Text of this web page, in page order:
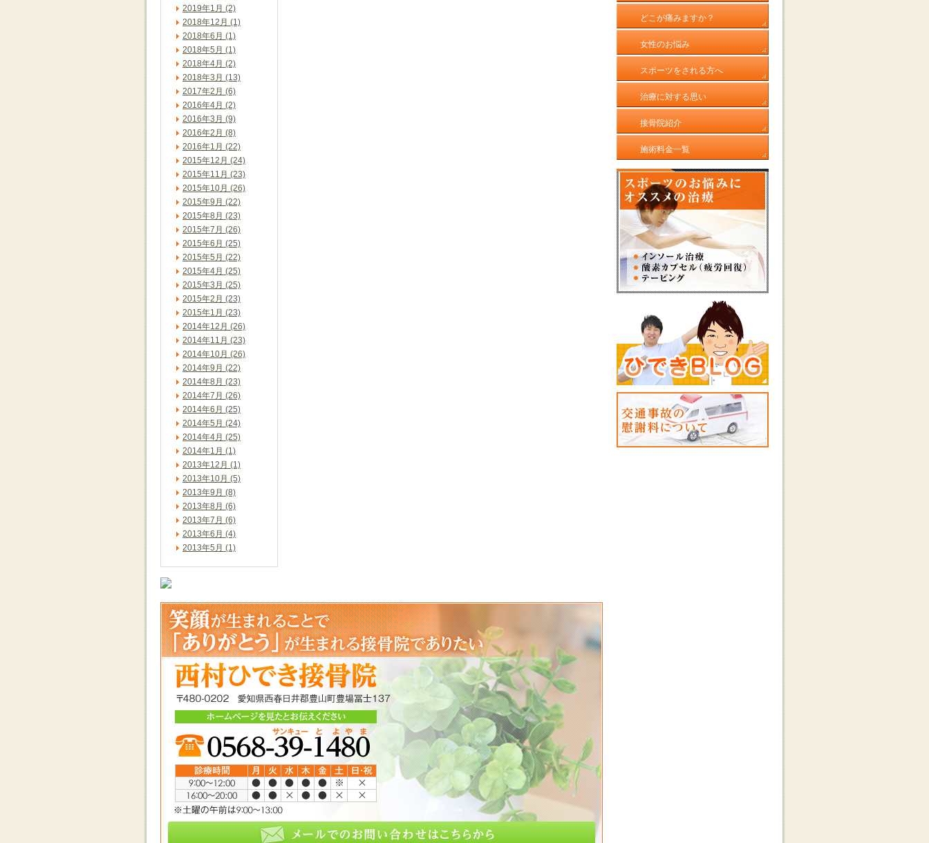
2019年1月 (2)
2018年12月 (1)
2018年6月 (1)
2018年5月 (1)
2018年4月 (2)
2018年3月 (13)
2017年2月 (6)
2016年4月 (2)
2016年3月 (9)
2016年2月 (8)
2016年1月 (22)
2015年12月 (24)
2015年11月 (23)
2015年10月 (26)
2015年9月 (22)
2015年8月 (23)
2015年7月 (26)
2015年6月 (25)
2015年5月 (22)
2015年4月 (25)
2015年3月 (25)
2015年2月 (23)
2015年1月 (23)
2014年12月 (26)
2014年11月 (23)
2014年10月 (26)
2014年9月 (22)
2014年8月 (23)
2014年7月 (26)
2014年6月 (25)
2014年5月 (24)
2014年4月 (25)
2014年1月 (1)
2013年12月 (1)
2013年10月 (5)
2013年9月 (8)
2013年8月 (6)
2013年7月 (6)
2013年6月 (4)
2013年5月 (1)
どこが痛みますか？
女性のお悩み
スポーツをされる方へ
治療に対する思い
接骨院紹介
施術料金一覧